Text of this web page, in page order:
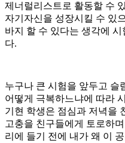
제너럴리스트로 활동할 수
자기자신을 성장시킬 수 있
바지 할 수 있다는 생각에 시
다.
누구나 큰 시험을 앞두고 슬
어떻게 극복하느냐에 따라
기현 학생은 점심과 저녁을
고충을 친구들에게 토로하
리에 들기 전에 내가 왜 이